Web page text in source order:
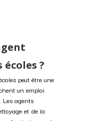
?
peut être une
un emploi
Les agents
et de la